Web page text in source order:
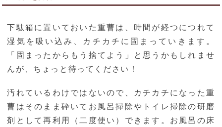
下駄箱に置いておいた重曹は、時間が経つにつれて
湿気を吸い込み、カチカチに固まっていきます。
「固まったからもう捨てよう」と思うかもしれませ
んが、ちょっと待ってください！
汚れているわけではないので、カチカチになった重
曹はそのまま砕いてお風呂掃除やトイレ掃除の研磨
剤として再利用（二度使い）できます。お風呂の床